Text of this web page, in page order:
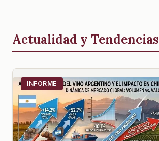
Actualidad y Tendencias
INFORME